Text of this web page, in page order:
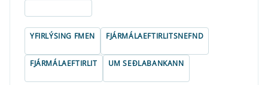
YFIRLÝSING FMEN FJÁRMÁLAEFTIRLITSNEFND
FJÁRMÁLAEFTIRLIT UM SEÐLABANKANN